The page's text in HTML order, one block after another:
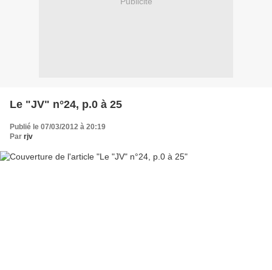
Le "JV" n°24, p.0 à 25
Publié le 07/03/2012 à 20:19
Par rjv